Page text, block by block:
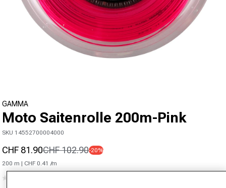
GAMMA
Moto Saitenrolle 200m-Pink
SKU 14552700004000
Verkaufspreis
CHF 81.90
Normaler PreisCHF 102.90-20%
Grundpreis
200 m | CHF 0.41 /m